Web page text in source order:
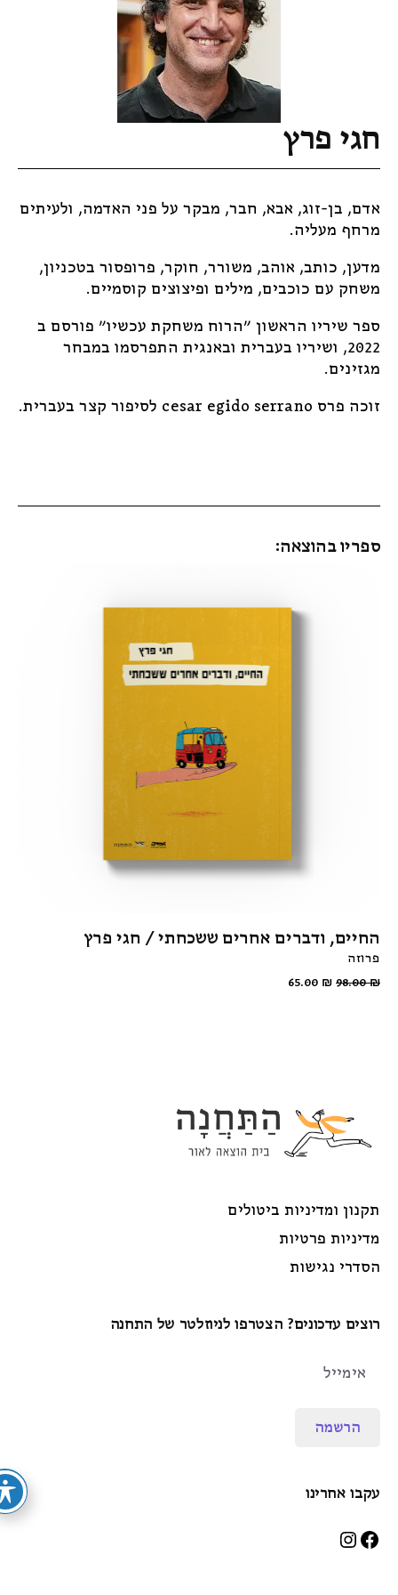
חגי פרץ
אדם, בן-זוג, אבא, חבר, מבקר על פני האדמה, ולעיתים
מרחף מעליה.
מדען, כותב, אוהב, משורר, חוקר, פרופסור בטכניון,
משחק עם כוכבים, מילים ופיצוצים קוסמיים.
ספר שיריו הראשון "הרוח משחקת עכשיו" פורסם ב
2022, ושיריו בעברית ובאנגית התפרסמו במבחר
מגזינים.
זוכה פרס cesar egido serrano לסיפור קצר בעברית.
ספריו בהוצאה:
החיים, ודברים אחרים ששכחתי / חגי פרץ
פרוזה
98.00
65.00₪
תקנון ומדיניות ביטולים
מדיניות פרטיות
הסדרי נגישות
רוצים עדכונים? הצטרפו לניוזלטר של התחנה
הרשמה
עקבו אחרינו